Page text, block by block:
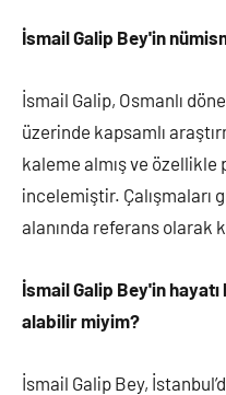
İsmail Galip Bey'in
İsmail Galip, Osmanlı
üzerinde kapsamlı
kaleme almış ve özellikle
incelemiştir. Çalışmaları
alanında referans olarak
İsmail Galip Bey'in
alabilir miyim?
İsmail Galip Bey,